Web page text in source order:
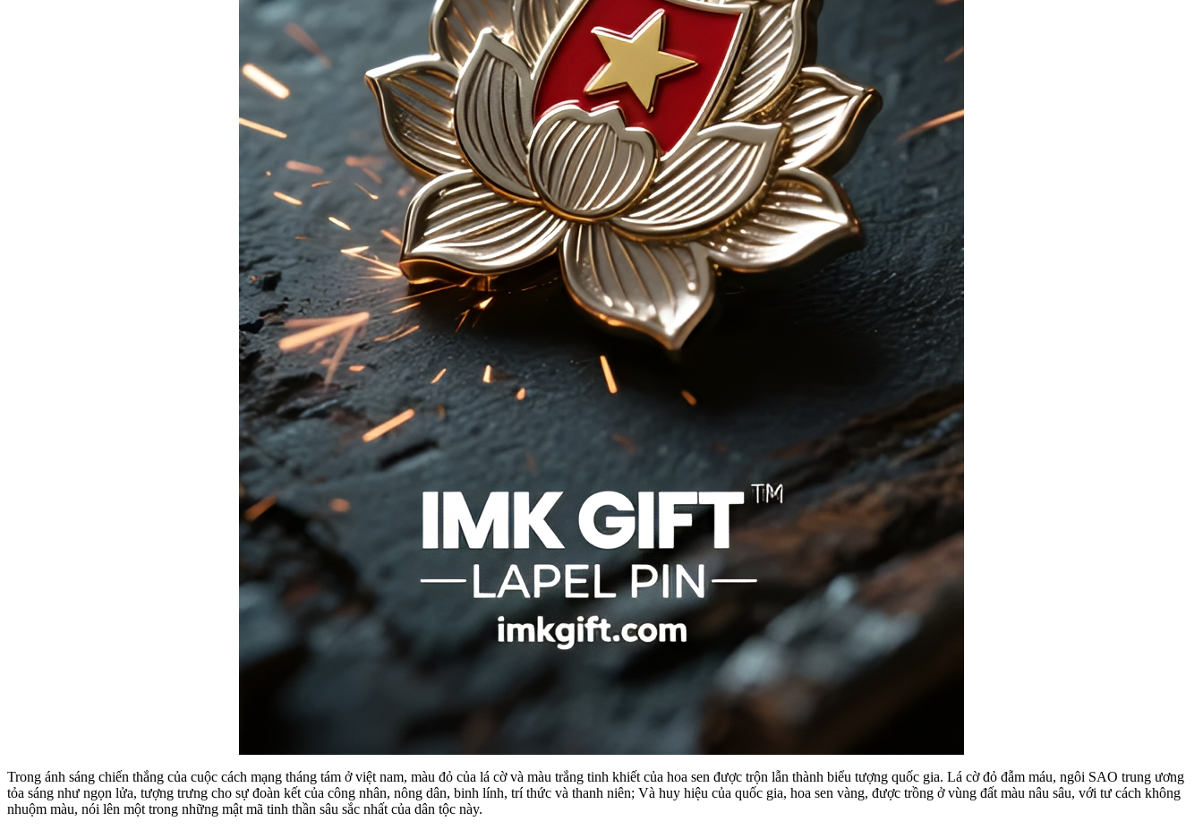
Trong ánh sáng chiến thắng của cuộc cách mạng tháng tám ở việt nam, màu đỏ của lá cờ và màu trắng tinh khiết của hoa sen được trộn lẫn thành biểu tượng quốc gia. Lá cờ đỏ đẫm máu, ngôi SAO trung ương
tỏa sáng như ngọn lửa, tượng trưng cho sự đoàn kết của công nhân, nông dân, binh lính, trí thức và thanh niên; Và huy hiệu của quốc gia, hoa sen vàng, được trồng ở vùng đất màu nâu sâu, với tư cách không
nhuộm màu, nói lên một trong những mật mã tinh thần sâu sắc nhất của dân tộc này.